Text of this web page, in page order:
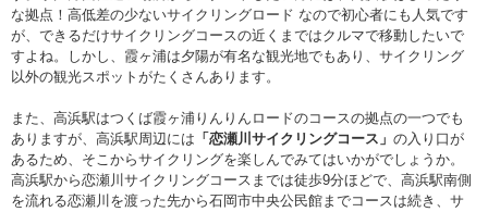
な拠点！高低差の少ないサイクリングロード なので初心者にも人気です
が、できるだけサイクリングコースの近くまではクルマで移動したいで
すよね。しかし、霞ヶ浦は夕陽が有名な観光地でもあり、サイクリング
以外の観光スポットがたくさんあります。
また、高浜駅はつくば霞ヶ浦りんりんロードのコースの拠点の一つでも
ありますが、高浜駅周辺には 「恋瀬川サイクリングコース」 の入り口が
あるため、そこからサイクリングを楽しんでみてはいかがでしょうか。
高浜駅から恋瀬川サイクリングコースまでは徒歩9分ほどで、高浜駅南側
を流れる恋瀬川を渡った先から石岡市中央公民館までコースは続き、サ